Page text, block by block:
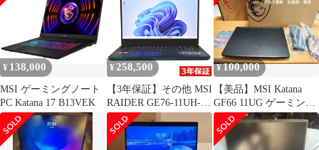
¥ 138,000
MSI ゲーミングノート
PC Katana 17 B13VEK
¥258,500
【3年保証】その他 MSI
RAIDER GE76-11UH-
598JP SSD1024GB メモ
リ64GB Core i9
Windows 11 Pro 中古 中
¥100,000
【美品】MSI Katana
GF66 11UG ゲーミング
ノート